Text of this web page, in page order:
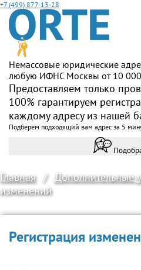
+7 (499) 877-13-28
Немассовые юридические
любую ИФНС Москвы от 10
Предоставляем только
100% гарантируем
каждому адресу из нашей
Подберем подходящий вам адрес за 5
Главная / Дополнительные
изменений
Регистрация